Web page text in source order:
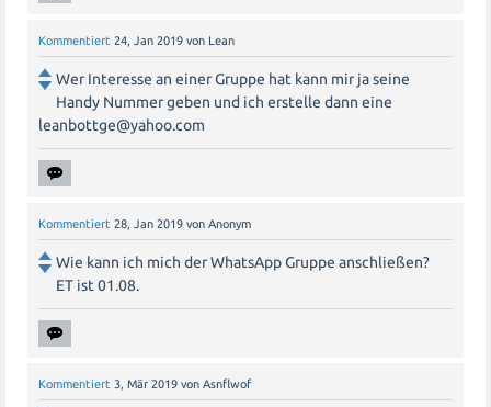
Kommentiert 24, Jan 2019 von Lean
Wer Interesse an einer Gruppe hat kann mir ja seine
Handy Nummer geben und ich erstelle dann eine
leanbottge@yahoo.com
Kommentiert 28, Jan 2019 von Anonym
Wie kann ich mich der WhatsApp Gruppe anschließen?
ET ist 01.08.
Kommentiert 3, Mär 2019 von Asnflwof